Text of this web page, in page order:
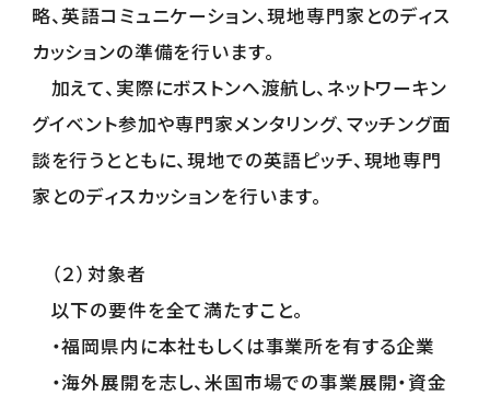
略、英語コミュニケーション、現地専門家とのディス
カッションの準備を行います。
加えて、実際にボストンへ渡航し、ネットワーキン
グイベント参加や専門家メンタリング、マッチング面
談を行うとともに、現地での英語ピッチ、現地専門
家とのディスカッションを行います。
（２）対象者
以下の要件を全て満たすこと。
・福岡県内に本社もしくは事業所を有する企業
・海外展開を志し、米国市場での事業展開・資金